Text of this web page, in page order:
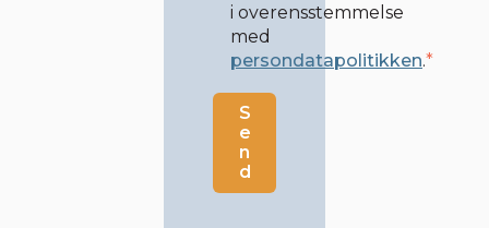
i overensstemmelse
med
persondatapolitikken.*